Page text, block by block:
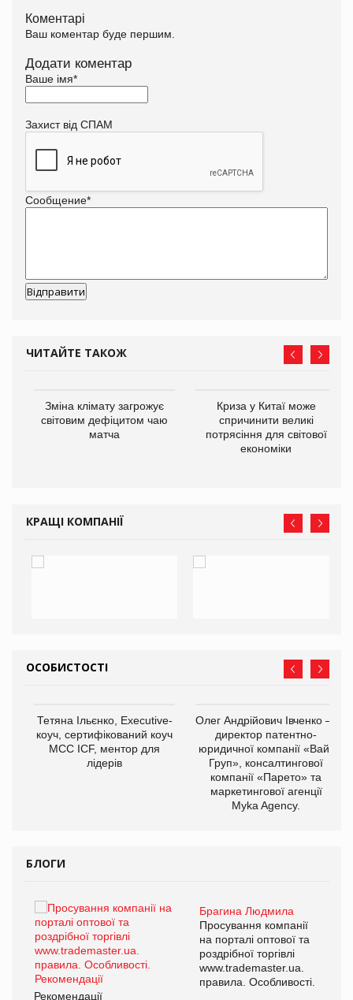
Коментарі
Ваш коментар буде першим.
Додати коментар
Ваше імя*
Захист від СПАМ
Сообщение*
ЧИТАЙТЕ ТАКОЖ
Зміна клімату загрожує
світовим дефіцитом чаю
матча
Криза у Китаї може
спричинити великі
потрясіння для світової
економіки
КРАЩІ КОМПАНІЇ
ОСОБИСТОСТІ
Тетяна Ільєнко, Executive-
коуч, сертифікований коуч
МСС ICF, ментор для
лідерів
Олег Андрійович Івченко —
директор патентно-
юридичної компанії «Вайз
Груп», консалтингової
компанії «Парето» та
маркетингової агенції
Myka Agency.
БЛОГИ
Брагина Людмила
Просування компанії
на порталі оптової та
роздрібної торгівлі
www.trademaster.ua.
правила. Особливості.
Рекомендації